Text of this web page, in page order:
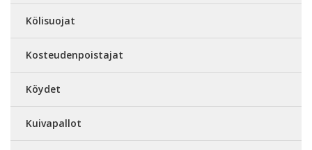
Kölisuojat
Kosteudenpoistajat
Köydet
Kuivapallot